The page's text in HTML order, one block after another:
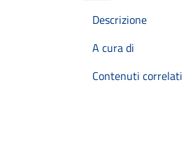
Descrizione
A cura di
Contenuti correlati